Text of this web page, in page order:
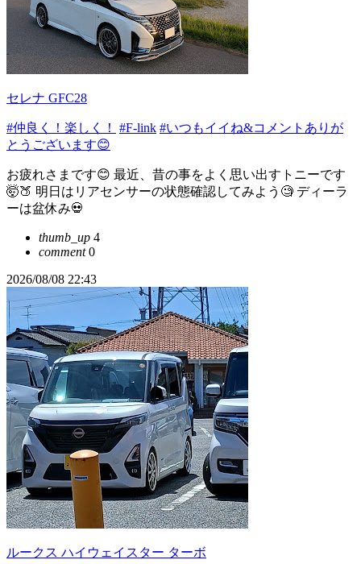
セレナ GFC28
#仲良く！楽しく！ #F-link #いつもイイね&コメントありが
とうございます😊
お疲れさまです😊 最近、昔の事をよく思い出すトニーです
🤯🍑 明日はリアセンサーの状態確認してみよう🧐 ディーラ
ーは盆休み💀
thumb_up 4
comment0
2026/08/08 22:43
ルークス ハイウェイスター ターボ